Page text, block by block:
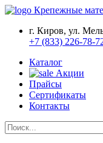
Крепежные
г. Киров, ул.
+7 (833) 226-78-
Каталог
Акции
Прайсы
Сертификаты
Контакты